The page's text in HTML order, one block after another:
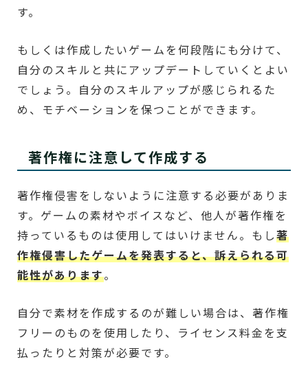
す。
もしくは作成したいゲームを何段階にも分けて、
自分のスキルと共にアップデートしていくとよい
でしょう。自分のスキルアップが感じられるた
め、モチベーションを保つことができます。
著作権に注意して作成する
著作権侵害をしないように注意する必要がありま
す。ゲームの素材やボイスなど、他人が著作権を
持っているものは使用してはいけません。もし 著
作権侵害したゲームを発表すると、訴えられる可
能性があります。
自分で素材を作成するのが難しい場合は、著作権
フリーのものを使用したり、ライセンス料金を支
払ったりと対策が必要です。